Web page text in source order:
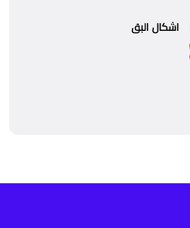
اشكال البق